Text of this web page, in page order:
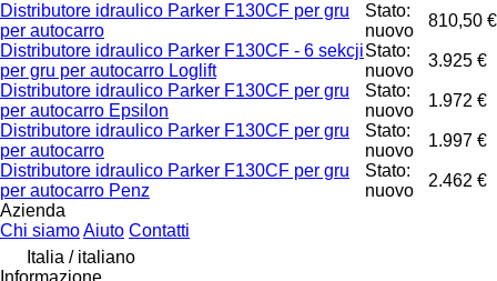
Distributore idraulico Parker F130CF per gru
per autocarro
Stato:
nuovo
810,50 €
Distributore idraulico Parker F130CF - 6 sekcji
per gru per autocarro Loglift
Stato:
nuovo
3.925 €
Distributore idraulico Parker F130CF per gru
per autocarro Epsilon
Stato:
nuovo
1.972 €
Distributore idraulico Parker F130CF per gru
per autocarro
Stato:
nuovo
1.997 €
Distributore idraulico Parker F130CF per gru
per autocarro Penz
Stato:
nuovo
2.462 €
Azienda
Chi siamoAiuto Contatti
Italia / italiano